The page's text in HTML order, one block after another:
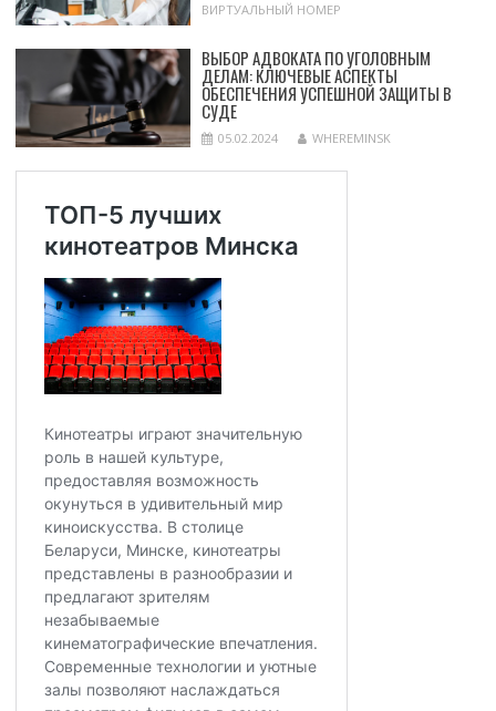
ВИРТУАЛЬНЫЙ НОМЕР
ВЫБОР АДВОКАТА ПО УГОЛОВНЫМ
ДЕЛАМ: КЛЮЧЕВЫЕ АСПЕКТЫ
ОБЕСПЕЧЕНИЯ УСПЕШНОЙ ЗАЩИТЫ В
СУДЕ
05.02.2024 WHEREMINSK